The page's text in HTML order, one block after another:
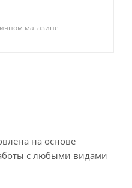
магазине
на основе
с любыми видами